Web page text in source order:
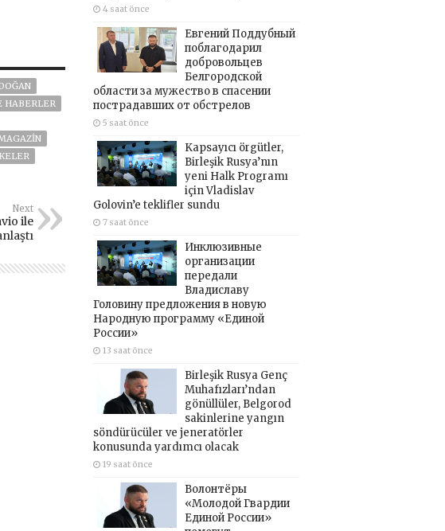
HABERLER
Next
ile
4 saat önce
Евгений Поддубный
поблагодарил
добровольцев
Белгородской
области за мужество в спасении
пострадавших от обстрелов
5 saat önce
Kapsayıcı örgütler,
Birleşik Rusya’nın
yeni Halk Programı
için Vladislav
Golovin’e teklifler sundu
7 saat önce
Инклюзивные
организации
передали
Владиславу
Головину предложения в новую
Народную программу «Единой
России»
13 saat önce
Birleşik Rusya Genç
Muhafızları’ndan
gönüllüler, Belgorod
sakinlerine yangın
söndürücüler ve jeneratörler
konusunda yardımcı olacak
19 saat önce
Волонтёры
«Молодой Гвардии
Единой России»